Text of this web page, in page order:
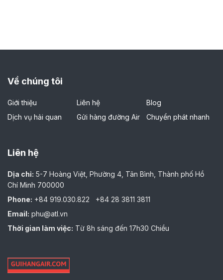
Về chúng tôi
Giới thiệu Liên hệ
Blog
Dịch vụ hải quan
Gửi hàng đường Air Chuyển phát nhanh
Liên hệ
Dịa chỉ: 5-7 Hoàng Việt, Phường 4, Tân Bình, Thành phố Hồ
Chí Minh 700000
Phone: +84 919.030.822
+84 28 3811 3811
Email: phu@atl.vn
Thời gian làm việc: Từ 8h sáng đến 17h30 Chiều